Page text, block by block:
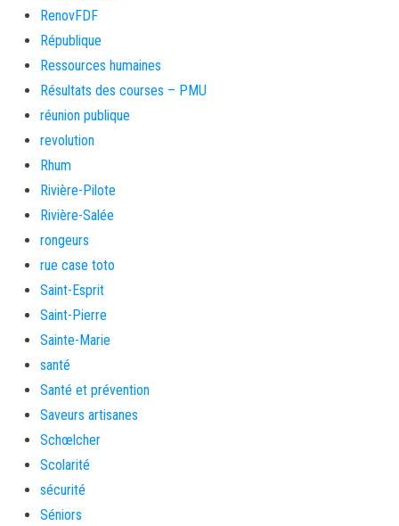
RenovFDF
République
Ressources humaines
Résultats des courses – PMU
réunion publique
revolution
Rhum
Rivière-Pilote
Rivière-Salée
rongeurs
rue case toto
Saint-Esprit
Saint-Pierre
Sainte-Marie
santé
Santé et prévention
Saveurs artisanes
Schœlcher
Scolarité
sécurité
Séniors